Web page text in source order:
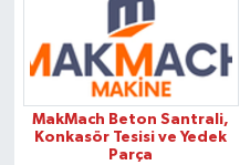
MakMach Beton Santrali,
Konkasör Tesisi ve Yedek
Parça